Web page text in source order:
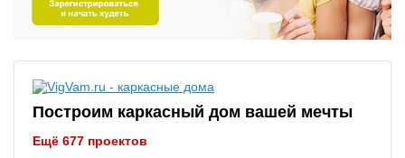
Построим каркасный дом вашей мечты
Ещё 677 проектов